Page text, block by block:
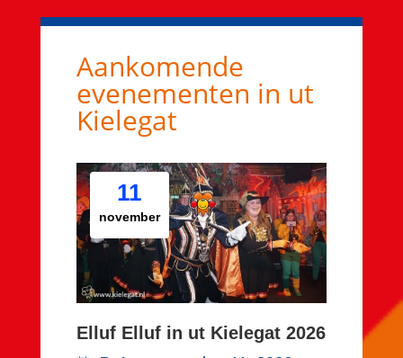
Aankomende
evenementen in ut
Kielegat
11
november
Elluf Elluf in ut Kielegat 2026